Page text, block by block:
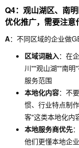
Q4：观山湖区、南
优化推广，需要注意
A：不同区域的企业做
区域词融入：在
川""观山湖""南明
服务范围
本地化内容：不
惯、行业特点制
客"这类本地化内
本地服务商优先
他们更懂本地企